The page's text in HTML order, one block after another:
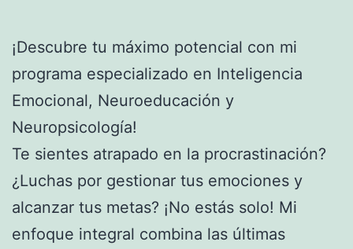
¡Descubre tu máximo potencial con mi
programa especializado en Inteligencia
Emocional, Neuroeducación y
Neuropsicología!
Te sientes atrapado en la procrastinación?
¿Luchas por gestionar tus emociones y
alcanzar tus metas? ¡No estás solo! Mi
enfoque integral combina las últimas